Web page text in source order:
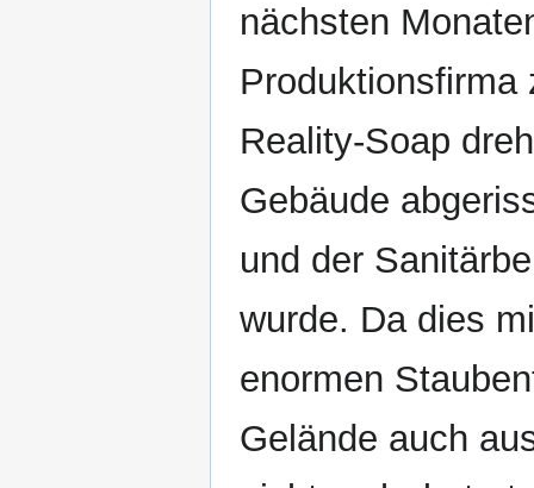
nächsten
Produktionsfirma
Reality-Soap
Gebäude
und der
wurde. Da dies
enormen
Gelände auch